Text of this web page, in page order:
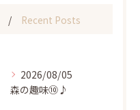
Recent Posts
2026/08/05
森の趣味⑩♪